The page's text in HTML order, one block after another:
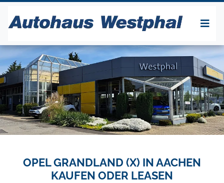
OPEL GRANDLAND (X) IN AACHEN
KAUFEN ODER LEASEN